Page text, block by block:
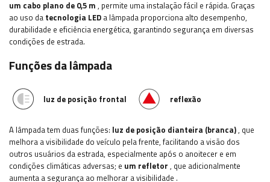
um cabo plano de 0,5 m , permite uma instalação fácil e rápida. Graças
ao uso da tecnologia LED a lâmpada proporciona alto desempenho,
durabilidade e eficiência energética, garantindo segurança em diversas
condições de estrada.
Funções da lâmpada
luz de posição frontal reflexão
A lâmpada tem duas funções: luz de posição dianteira (branca), que
melhora a visibilidade do veículo pela frente, facilitando a visão dos
outros usuários da estrada, especialmente após o anoitecer e em
condições climáticas adversas; e um refletor , que adicionalmente
aumenta a segurança ao melhorar a visibilidade .